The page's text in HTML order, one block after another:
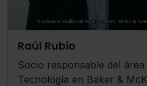
Raúl Rubio
Socio responsable del
Tecnología en Baker &